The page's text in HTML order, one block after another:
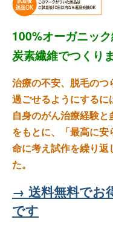
100%オーガニッ
炭素繊維でつくり
治療の不安、脱毛の
過ごせるようにするに
自身のがん治療経験
をもとに、「最高に
命に考え試作を繰り返
た。
→ 送料無料でお
です